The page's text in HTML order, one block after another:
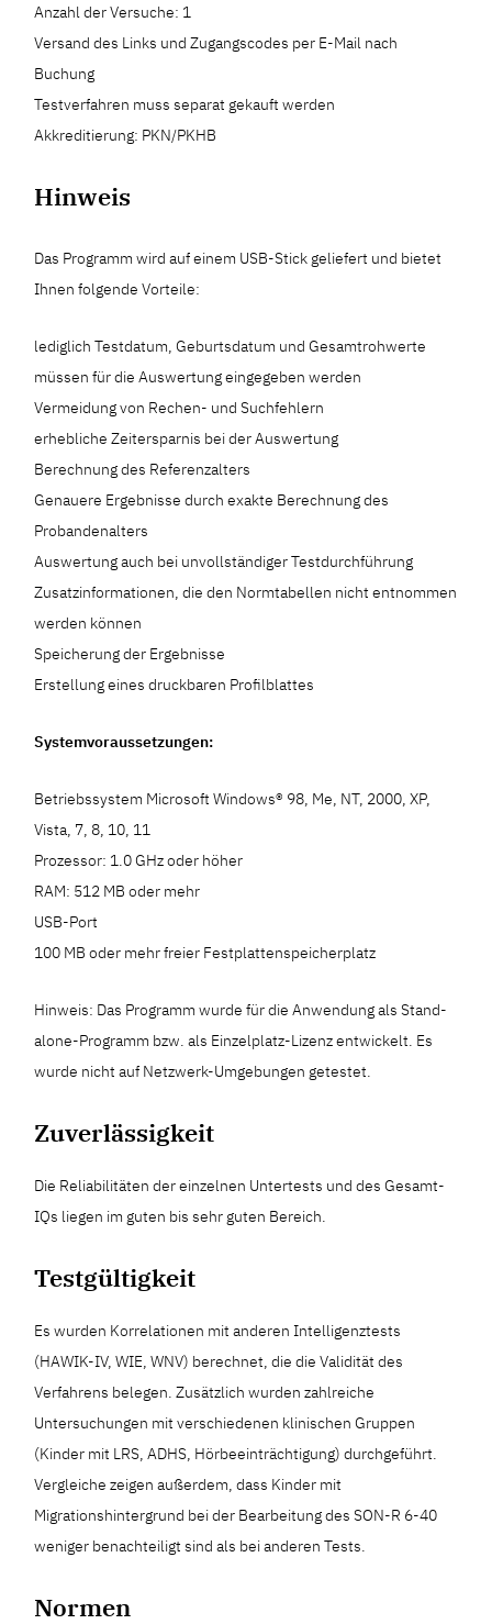
Anzahl der Versuche: 1
Versand des Links und Zugangscodes per E-Mail nach
Buchung
Testverfahren muss separat gekauft werden
Akkreditierung: PKN/PKHB
Hinweis
Das Programm wird auf einem USB-Stick geliefert und bietet
Ihnen folgende Vorteile:
lediglich Testdatum, Geburtsdatum und Gesamtrohwerte
müssen für die Auswertung eingegeben werden
Vermeidung von Rechen- und Suchfehlern
erhebliche Zeitersparnis bei der Auswertung
Berechnung des Referenzalters
Genauere Ergebnisse durch exakte Berechnung des
Probandenalters
Auswertung auch bei unvollständiger Testdurchführung
Zusatzinformationen, die den Normtabellen nicht entnommen
werden können
Speicherung der Ergebnisse
Erstellung eines druckbaren Profilblattes
Systemvoraussetzungen:
Betriebssystem Microsoft Windows® 98, Me, NT, 2000, XP,
Vista, 7, 8, 10, 11
Prozessor: 1.0 GHz oder höher
RAM: 512 MB oder mehr
USB-Port
100 MB oder mehr freier Festplattenspeicherplatz
Hinweis: Das Programm wurde für die Anwendung als Stand-
alone-Programm bzw. als Einzelplatz-Lizenz entwickelt. Es
wurde nicht auf Netzwerk-Umgebungen getestet.
Zuverlässigkeit
Die Reliabilitäten der einzelnen Untertests und des Gesamt-
IQs liegen im guten bis sehr guten Bereich.
Testgültigkeit
Es wurden Korrelationen mit anderen Intelligenztests
(HAWIK-IV, WIE, WNV) berechnet, die die Validität des
Verfahrens belegen. Zusätzlich wurden zahlreiche
Untersuchungen mit verschiedenen klinischen Gruppen
(Kinder mit LRS, ADHS, Hörbeeinträchtigung) durchgeführt.
Vergleiche zeigen außerdem, dass Kinder mit
Migrationshintergrund bei der Bearbeitung des SON-R 6-40
weniger benachteiligt sind als bei anderen Tests.
Normen